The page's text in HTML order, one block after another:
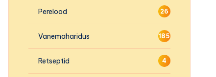
Perelood 26
Vanemaharidus 185
Retseptid 4